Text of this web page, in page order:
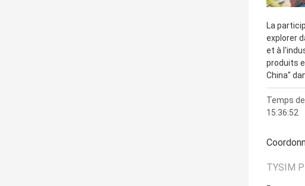
La
explorer
et à
produits
China"
Temps
15:36:52
TYSIM